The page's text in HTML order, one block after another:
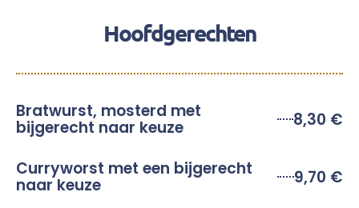
Hoofdgerechten
Bratwurst, mosterd met
bijgerecht naar keuze 8,30 €
Curryworst met een bijgerecht
naar keuze 9,70 €